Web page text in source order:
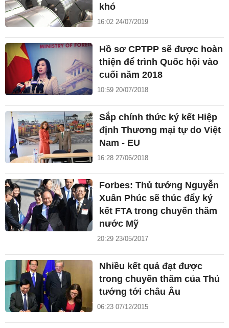
khó
16:02 24/07/2019
Hồ sơ CPTPP sẽ được hoàn
thiện để trình Quốc hội vào
cuối năm 2018
10:59 20/07/2018
Sắp chính thức ký kết Hiệp
định Thương mại tự do Việt
Nam - EU
16:28 27/06/2018
Forbes: Thủ tướng Nguyễn
Xuân Phúc sẽ thúc đẩy ký
kết FTA trong chuyến thăm
nước Mỹ
20:29 23/05/2017
Nhiều kết quả đạt được
trong chuyến thăm của Thủ
tướng tới châu Âu
06:23 07/12/2015